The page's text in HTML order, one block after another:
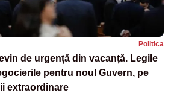
Politica
de urgență din vacanță. Legile
pentru noul Guvern, pe
extraordinare